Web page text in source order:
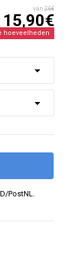
van 26€
15,90€
hoeveelheden
PostNL.